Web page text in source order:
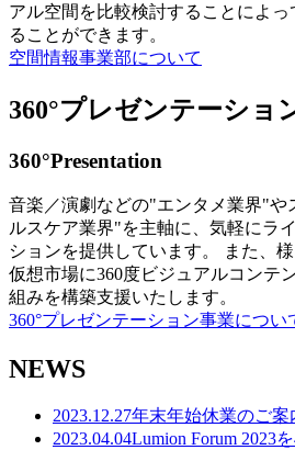
アル空間を比較検討することによ
ることができます。
空間情報事業部について
360°プレゼンテーショ
360°Presentation
音楽／演劇などの"エンタメ業界"や
ルスケア業界"を主軸に、気軽にラ
ションを提供しています。 また、
仮想市場に360度ビジュアルコンテ
組みを構築支援いたします。
360°プレゼンテーション事業につい
NEWS
2023.12.27年末年始休業のご案
2023.04.04Lumion Forum 2023